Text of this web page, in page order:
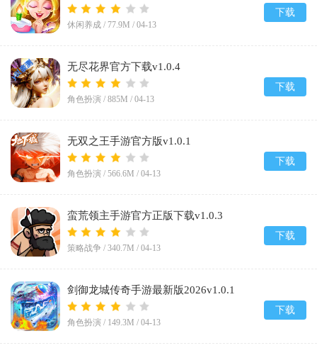
v2.0.6.404.401.0906
休闲养成 / 77.9M / 04-13
下载
无尽花界官方下载v1.0.4
角色扮演 / 885M / 04-13
下载
无双之王手游官方版v1.0.1
角色扮演 / 566.6M / 04-13
下载
蛮荒领主手游官方正版下载v1.0.3
策略战争 / 340.7M / 04-13
下载
剑御龙城传奇手游最新版2026v1.0.1
角色扮演 / 149.3M / 04-13
下载